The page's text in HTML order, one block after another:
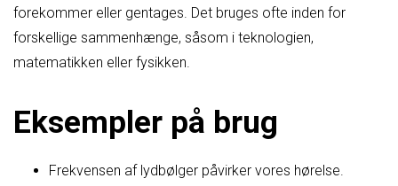
forekommer eller gentages. Det bruges ofte inden for
forskellige sammenhænge, såsom i teknologien,
matematikken eller fysikken.
Eksempler på brug
Frekvensen af lydbølger påvirker vores hørelse.